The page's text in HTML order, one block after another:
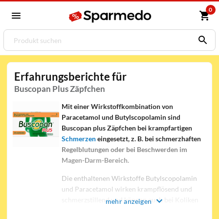
0
Erfahrungsberichte für
Buscopan Plus Zäpfchen
Mit einer Wirkstoffkombination von
Paracetamol und Butylscopolamin sind
Buscopan plus Zäpfchen bei krampfartigen
Schmerzeneingesetzt, z. B. bei schmerzhaften
Regelblutungen oder bei Beschwerden im
Magen-Darm-Bereich.
Die enthaltenen Wirkstoffe Butylscopolamin
und Paracetamol wirken krampflösend und
schmerzstillend und können auch bei Koliken
mehr anzeigen